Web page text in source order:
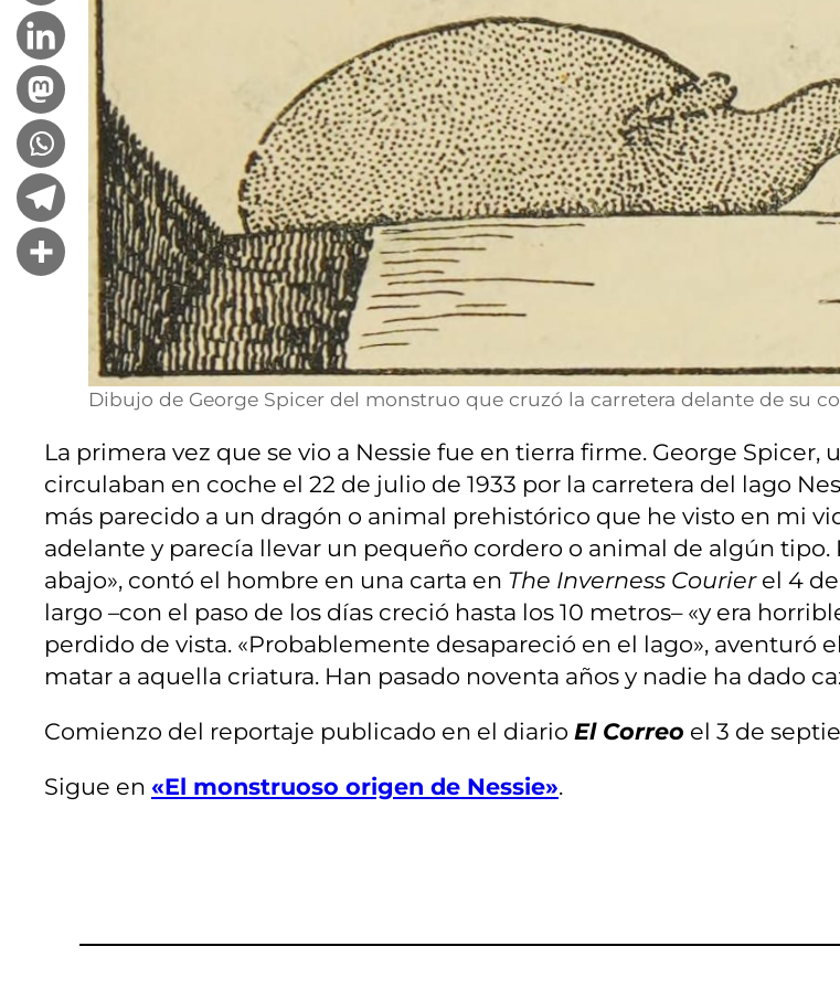
Dibujo de George Spicer del monstruo que cruzó la carretera delante de su
La primera vez que se vio a Nessie fue en tierra firme. George
circulaban en coche el 22 de julio de 1933 por la carretera del lago
más parecido a un dragón o animal prehistórico que he visto en mi
adelante y parecía llevar un pequeño cordero o animal de algún
abajo», contó el hombre en una carta en The Inverness Courierel 4 de
largo –con el paso de los días creció hasta los 10 metros– «y era
perdido de vista. «Probablemente desapareció en el lago», aventuró
matar a aquella criatura. Han pasado noventa años y nadie ha dado
Comienzo del reportaje publicado en el diario El Correo el 3 de
Sigue en «El monstruoso origen de Nessie».